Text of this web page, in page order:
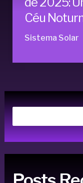
Céu
Sistema Solar